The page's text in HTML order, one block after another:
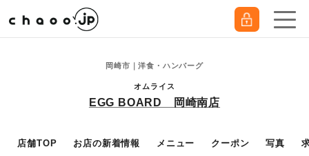
岡崎市｜洋食・ハンバーグ
オムライス
EGG BOARD 岡崎南店
店舗TOP お店の新着情報 メニュー クーポン 写真